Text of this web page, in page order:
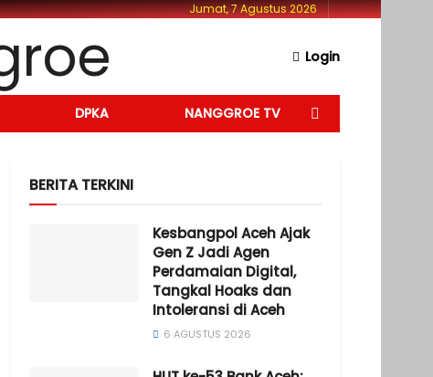
Jumat, 7 Agustus 2026
Login
DPKA NANGGROE TV
BERITA TERKINI
Kesbangpol Aceh Ajak
Gen Z Jadi Agen
Perdamaian Digital,
Tangkal Hoaks dan
Intoleransi di Aceh
6 AGUSTUS 2026